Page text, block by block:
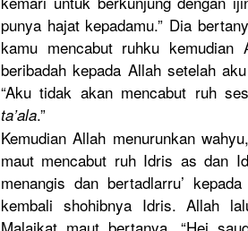
punya hajat kepadamu.” Dia
kamu mencabut ruhku kemudian
beribadah kepada Allah setelah
“Aku tidak akan mencabut ruh
ta’ala.”
Kemudian Allah menurunkan
maut mencabut ruh Idris as dan
menangis dan bertadlarru’
kembali shohibnya Idris. Allah